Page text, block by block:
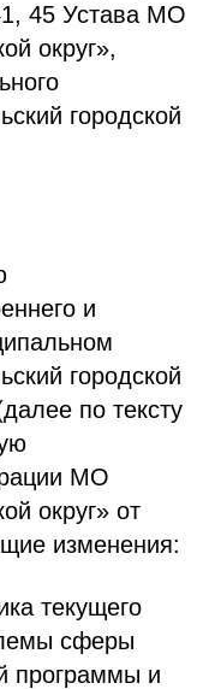
45 Устава МО
округ»,
городской
и
городской
по тексту
МО
округ» от
изменения:
текущего
сферы
программы и